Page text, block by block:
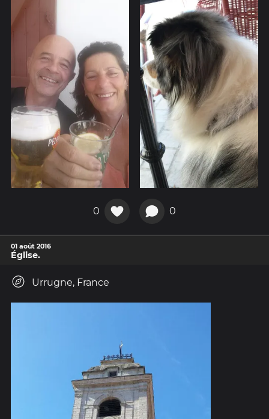
0 0
01 août 2016
Église.
Urrugne, France